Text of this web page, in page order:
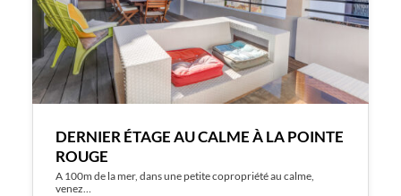
DERNIER ÉTAGE AU CALME À LA POINTE
ROUGE
A 100m de la mer, dans une petite copropriété au calme,
venez…